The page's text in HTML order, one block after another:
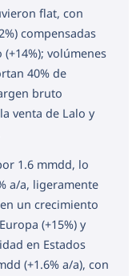
flat, con
compensadas
volúmenes
40% de
bruto
venta de Lalo y
1.6 mmdd, lo
a/a, ligeramente
un crecimiento
(+15%) y
en Estados
(+1.6% a/a), con